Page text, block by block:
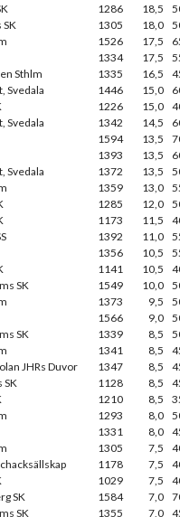
1286 18,5
1305 18,0
1526 17,5
1334 17,5
Sthlm 1335 16,5
Svedala 1446 15,0
1226 15,0
Svedala 1342 14,5
1594 13,5
1393 13,5
Svedala 1372 13,5
1359 13,0
1285 12,0
1173 11,5
1392 11,0
1356 10,5
1141 10,5
SK 1549 10,0
1373 9,5
1566 9,0
SK 1339 8,5
1341 8,5
JHRs Duvor 1347 8,5
SK 1128 8,5
1210 8,5
1293 8,0
1331 8,0
1305 7,5
1178 7,5
1029 7,5
SK 1584 7,0
SK 1355 7,0